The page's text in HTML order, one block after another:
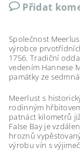
Přidat
Společnost
výrobce
1756. Tradiční
vedením Hannese
památky ze
Meerlust s
rodinným
patnáct kilometrů
False Bay je
hroznů
výrobu vín s